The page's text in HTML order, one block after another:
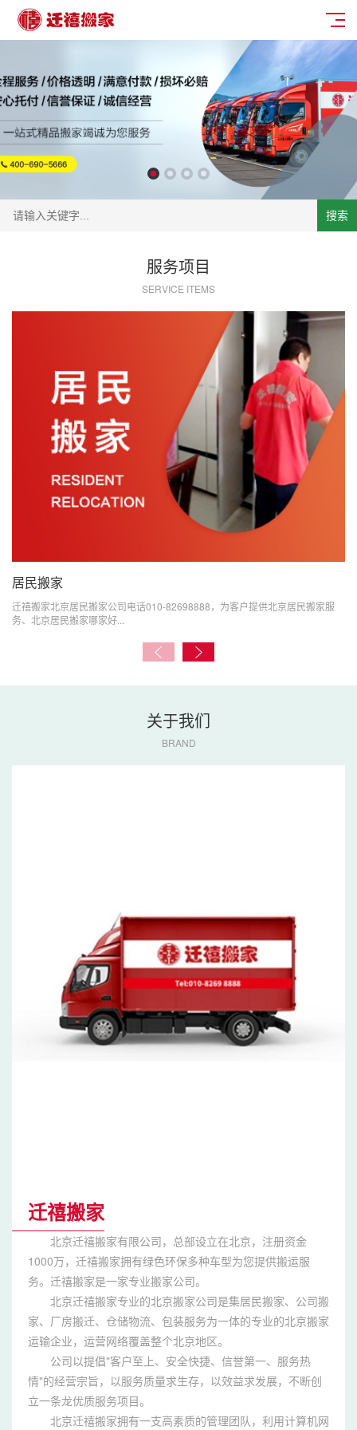
搜索
服务项目
SERVICE ITEMS
居民搬家
迁禧搬家北京居民搬家公司电话010-82698888，为客户提供北京居民搬家服
务、北京居民搬家哪家好...
关于我们
BRAND
迁禧搬家
北京迁禧搬家有限公司，总部设立在北京，注册资金
1000万，迁禧搬家拥有绿色环保多种车型为您提供搬运服
务。迁禧搬家是一家专业搬家公司。
北京迁禧搬家专业的北京搬家公司是集居民搬家、公司搬
家、厂房搬迁、仓储物流、包装服务为一体的专业的北京搬家
运输企业，运营网络覆盖整个北京地区。
公司以提倡"客户至上、安全快捷、信誉第一、服务热
情"的经营宗旨，以服务质量求生存，以效益求发展，不断创
立一条龙优质服务项目。
北京迁禧搬家拥有一支高素质的管理团队，利用计算机网